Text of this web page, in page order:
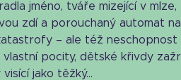
jméno, tváře mizející v
zdí a porouchaný automat
– ale též neschopnost
vlastní pocity, dětské křivdy
jako těžký...